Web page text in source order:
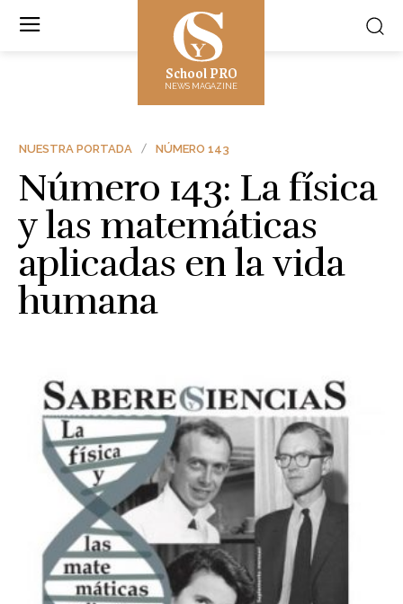
School PRO
NEWS MAGAZINE
NUESTRA PORTADA NÚMERO 143
Número 143: La física
y las matemáticas
aplicadas en la vida
humana